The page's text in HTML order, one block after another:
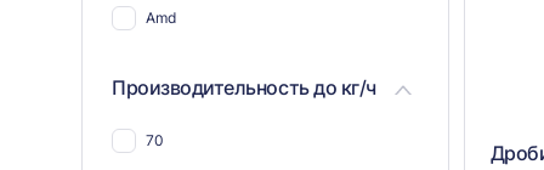
Для арболита
Amd
Производительность до кг/ч
70